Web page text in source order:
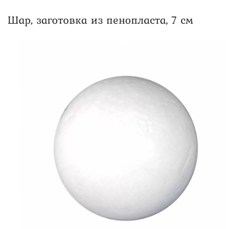
Шар, заготовка из пенопласта, 7 см